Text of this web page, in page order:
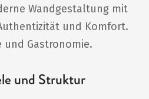
Wandgestaltung mit
und Komfort.
Gastronomie.
und Struktur